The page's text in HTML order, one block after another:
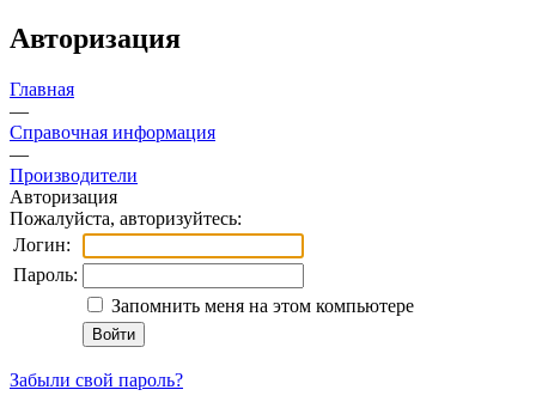
Авторизация
Главная
—
Справочная информация
—
Производители
Авторизация
Пожалуйста, авторизуйтесь:
Логин:
Пароль:
Запомнить меня на этом компьютере
Забыли свой пароль?